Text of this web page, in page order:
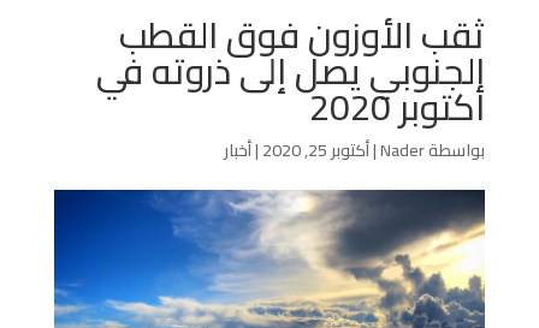
ثقب الأوزون فوق القطب
الجنوبي يصل إلى ذروته في
أكتوبر 2020
بواسطةNader
|أكتوبر 25, 2020 |أخبار